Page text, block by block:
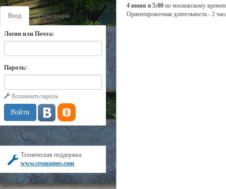
Вход Регистрация
Логин или Почта:
Пароль:
Вспомнить пароль
Техническая поддержка
www.creagames.com
4 июня в 5:00 по московскому
Ориентировочная длительность - 2